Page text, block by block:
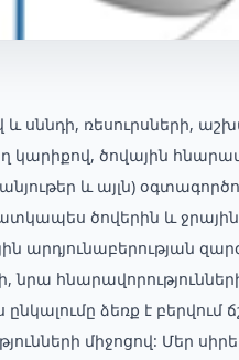
և սննդի, ռեսուրսների,
ծովային
և այլն)
ծովերին և
արդյունաբերության
նրա
ձեռք է բերվում
միջոցով: Մեր